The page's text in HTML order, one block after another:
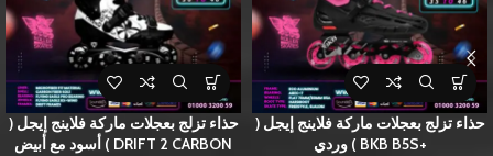
حذاء تزلج بعجلات ماركة فلاينج إيجل (
+BKB B5S ) وردي
حذاء تزلج بعجلات ماركة فلاينج إيجل (
DRIFT 2 CARBON ) أسود مع أبيض